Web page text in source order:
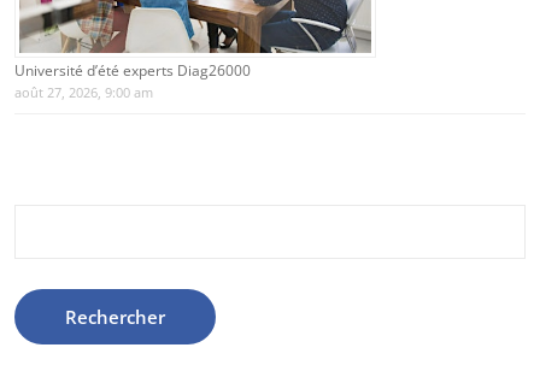
Université d’été experts Diag26000
août 27, 2026, 9:00 am